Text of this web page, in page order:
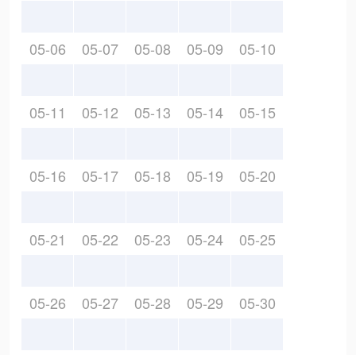
05-06 05-07 05-08 05-09 05-10
05-11 05-12 05-13 05-14 05-15
05-16 05-17 05-18 05-19 05-20
05-21 05-22 05-23 05-24 05-25
05-26 05-27 05-28 05-29 05-30